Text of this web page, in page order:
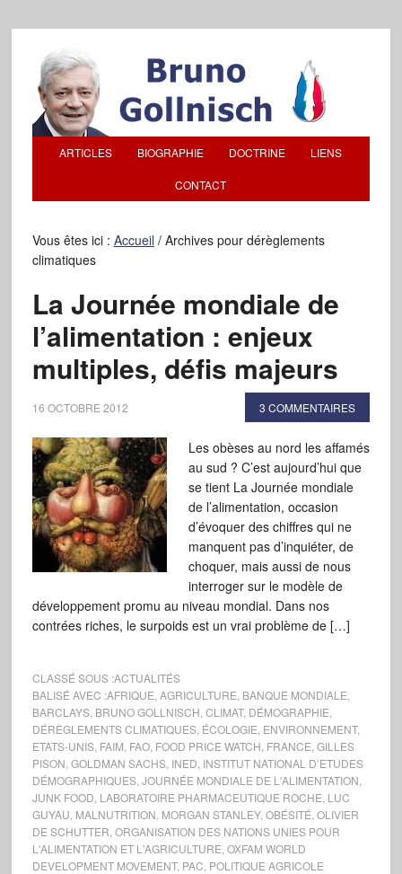
ARTICLES BIOGRAPHIE DOCTRINE LIENS
CONTACT
Vous êtes ici : Accueil /Archives pour dérèglements
climatiques
La Journée mondiale de
l’alimentation : enjeux
multiples, défis majeurs
16 OCTOBRE 2012 3 COMMENTAIRES
Les obèses au nord les affamés
au sud ? C’est aujourd’hui que
se tient La Journée mondiale
de l’alimentation, occasion
d’évoquer des chiffres qui ne
manquent pas d’inquiéter, de
choquer, mais aussi de nous
interroger sur le modèle de
développement promu au niveau mondial. Dans nos
contrées riches, le surpoids est un vrai problème de […]
CLASSÉ SOUS :ACTUALITÉS
BALISÉ AVEC :AFRIQUE AGRICULTURE BANQUE MONDIALE
BARCLAYS, BRUNO GOLLNISCH CLIMAT, DÉMOGRAPHIE
DÉRÈGLEMENTS CLIMATIQUES, ÉCOLOGIE ENVIRONNEMENT,
ETATS-UNIS, FAIM FAO, FOOD PRICE WATCH FRANCE GILLES
PISON GOLDMAN SACHS, INED INSTITUT NATIONAL D’ETUDES
DÉMOGRAPHIQUES, JOURNÉE MONDIALE DE L'ALIMENTATION
JUNK FOOD LABORATOIRE PHARMACEUTIQUE ROCHE LUC
GUYAU MALNUTRITION MORGAN STANLEY, OBÉSITÉ OLIVIER
DE SCHUTTER ORGANISATION DES NATIONS UNIES POUR
L'ALIMENTATION ET L'AGRICULTURE OXFAM WORLD
DEVELOPMENT MOVEMENT, PAC POLITIQUE AGRICOLE